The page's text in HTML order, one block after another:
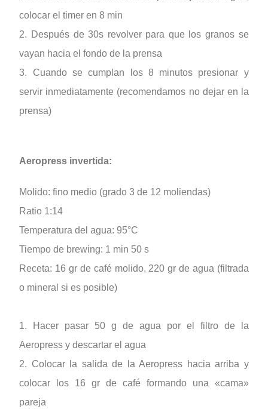
colocar el timer en 8 min
2. Después de 30s revolver para que los granos se
vayan hacia el fondo de la prensa
3. Cuando se cumplan los 8 minutos presionar y
servir inmediatamente (recomendamos no dejar en la
prensa)
Aeropress invertida:
Molido: fino medio (grado 3 de 12 moliendas)
Ratio 1:14
Temperatura del agua: 95°C
Tiempo de brewing: 1 min 50 s
Receta: 16 gr de café molido, 220 gr de agua (filtrada
o mineral si es posible)
1. Hacer pasar 50 g de agua por el filtro de la
Aeropress y descartar el agua
2. Colocar la salida de la Aeropress hacia arriba y
colocar los 16 gr de café formando una «cama»
pareja